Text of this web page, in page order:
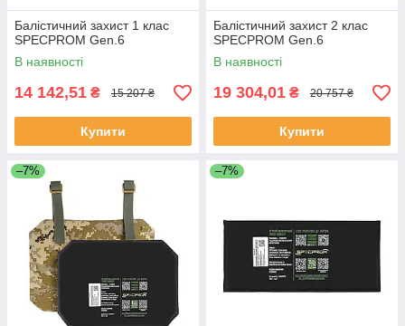
Балістичний захист 1 клас
SPECPROM Gen.6
В наявності
14 142,51 ₴ 15 207 ₴
Купити
Балістичний захист 2 клас
SPECPROM Gen.6
В наявності
19 304,01 ₴ 20 757 ₴
Купити
–7% –7%